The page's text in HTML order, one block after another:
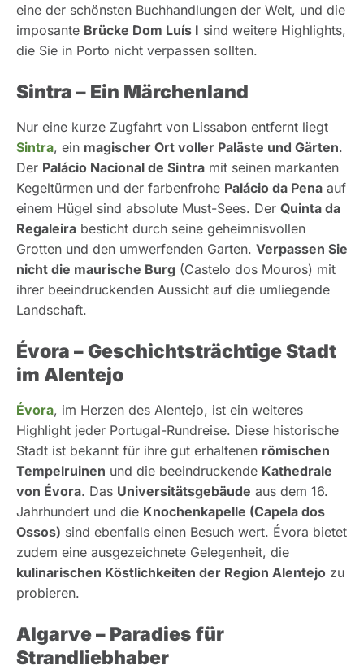
eine der schönsten Buchhandlungen der Welt, und die
imposante Brücke Dom Luís I sind weitere Highlights,
die Sie in Porto nicht verpassen sollten.
Sintra – Ein Märchenland
Nur eine kurze Zugfahrt von Lissabon entfernt liegt
Sintra, ein magischer Ort voller Paläste und Gärten.
Der Palácio Nacional de Sintra mit seinen markanten
Kegeltürmen und der farbenfrohe Palácio da Pena auf
einem Hügel sind absolute Must-Sees. Der Quinta da
Regaleira besticht durch seine geheimnisvollen
Grotten und den umwerfenden Garten. Verpassen Sie
nicht die maurische Burg (Castelo dos Mouros) mit
ihrer beeindruckenden Aussicht auf die umliegende
Landschaft.
Évora – Geschichtsträchtige Stadt
im Alentejo
Évora, im Herzen des Alentejo, ist ein weiteres
Highlight jeder Portugal-Rundreise. Diese historische
Stadt ist bekannt für ihre gut erhaltenen römischen
Tempelruinen und die beeindruckende Kathedrale
von Évora. Das Universitätsgebäude aus dem 16.
Jahrhundert und die Knochenkapelle (Capela dos
Ossos) sind ebenfalls einen Besuch wert. Évora bietet
zudem eine ausgezeichnete Gelegenheit, die
kulinarischen Köstlichkeiten der Region Alentejo zu
probieren.
Algarve – Paradies für
Strandliebhaber